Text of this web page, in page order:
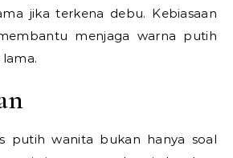
jika terkena debu. Kebiasaan
menjaga warna putih
putih wanita bukan hanya soal